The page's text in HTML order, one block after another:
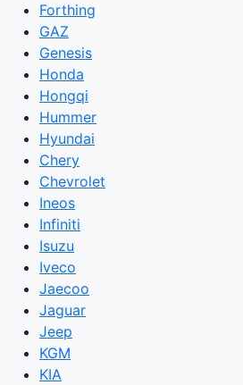
Forthing
GAZ
Genesis
Honda
Hongqi
Hummer
Hyundai
Chery
Chevrolet
Ineos
Infiniti
Isuzu
Iveco
Jaecoo
Jaguar
Jeep
KGM
KIA